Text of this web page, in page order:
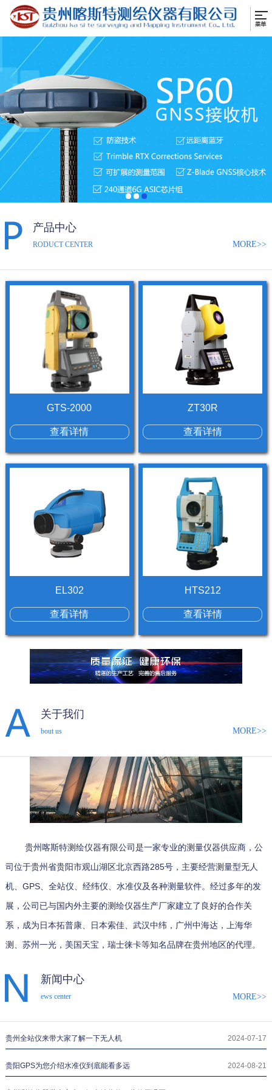
产品中心
RODUCT CENTER MORE>>
GTS-2000
查看详情
ZT30R
查看详情
EL302
查看详情
HTS212
查看详情
关于我们
bout us MORE>>
贵州喀斯特测绘仪器有限公司是一家专业的测量仪器供应商，公
司位于贵州省贵阳市观山湖区北京西路285号，主要经营测量型无人
机、GPS、全站仪、经纬仪、水准仪及各种测量软件。经过多年的发
展，公司已与国内外主要的测绘仪器生产厂家建立了良好的合作关
系，成为日本拓普康、日本索佳、武汉中纬，广州中海达，上海华
测、苏州一光，美国天宝，瑞士徕卡等知名品牌在贵州地区的代理。
新闻中心
ews center MORE>>
贵州全站仪来带大家了解一下无人机 2024-07-17
贵阳GPS为您介绍水准仪到底能看多远 2024-08-21